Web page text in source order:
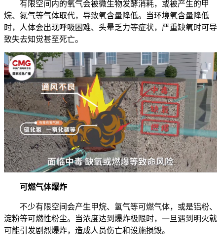
有限空间内的氧气会被微生物发酵消耗，或被产生的甲
烷、氮气等气体取代，导致氧含量降低。当环境氧含量降低
时，人体会出现呼吸困难、头晕乏力等症状，严重缺氧时可导
致失去知觉甚至死亡。
可燃气体爆炸
不少有限空间会产生甲烷、氢气等可燃气体，或是铝粉、
淀粉等可燃性粉尘。当浓度达到爆炸极限时，一旦遇到明火就
可能引发剧烈爆炸，造成人员伤亡和设施损毁。